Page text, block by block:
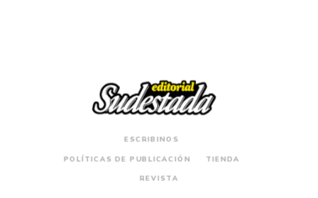
ESCRIBINOS
POLÍTICAS DE PUBLICACIÓN TIENDA
REVISTA